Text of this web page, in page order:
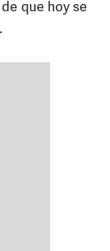
que hoy se